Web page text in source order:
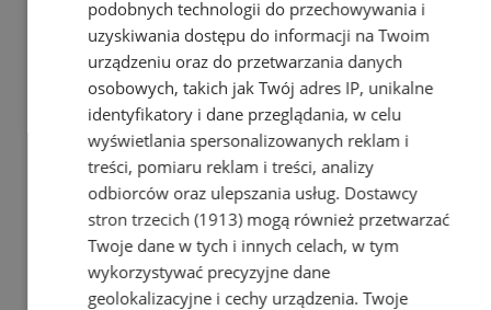
podobnych technologii do przechowywania i
uzyskiwania dostępu do informacji na Twoim
urządzeniu oraz do przetwarzania danych
osobowych, takich jak Twój adres IP, unikalne
identyfikatory i dane przeglądania, w celu
wyświetlania spersonalizowanych reklam i
treści, pomiaru reklam i treści, analizy
odbiorców oraz ulepszania usług. Dostawcy
stron trzecich (1913)mogą również przetwarzać
Twoje dane w tych i innych celach, w tym
wykorzystywać precyzyjne dane
geolokalizacyjne i cechy urządzenia. Twoje